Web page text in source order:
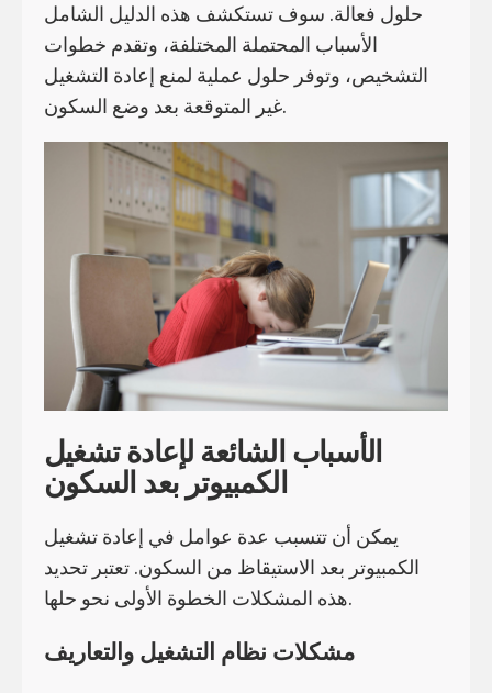
حلول فعالة. سوف تستكشف هذه الدليل الشامل
الأسباب المحتملة المختلفة، وتقدم خطوات
التشخيص، وتوفر حلول عملية لمنع إعادة التشغيل
غير المتوقعة بعد وضع السكون.
الأسباب الشائعة لإعادة تشغيل
الكمبيوتر بعد السكون
يمكن أن تتسبب عدة عوامل في إعادة تشغيل
الكمبيوتر بعد الاستيقاظ من السكون. تعتبر تحديد
هذه المشكلات الخطوة الأولى نحو حلها.
مشكلات نظام التشغيل والتعاريف